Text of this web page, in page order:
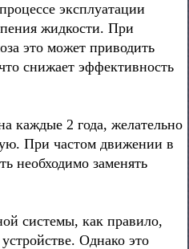
эксплуатации
жидкости. При
это может приводить
снижает эффективность
каждые 2 года, желательно
При частом движении в
необходимо заменять
системы, как правило,
Однако это